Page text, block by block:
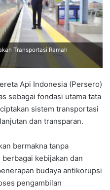
Transportasi Ramah
Api Indonesia (Persero)
sebagai fondasi utama tata
sistem transportasi
dan transparan.
bermakna tanpa
kebijakan dan
budaya antikorupsi
pengambilan